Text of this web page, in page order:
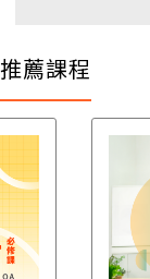
推薦課程